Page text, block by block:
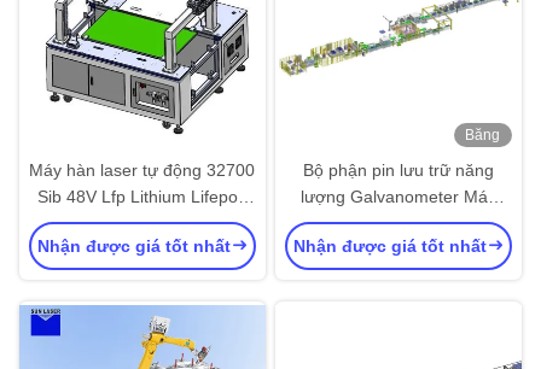
Máy hàn laser tự động 32700
Sib 48V Lfp Lithium Lifepo4
Box Pack dây chuyền sản
xuất pin hình trụ
Nhận được giá tốt nhất
Băng
Bộ phận pin lưu trữ năng
lượng Galvanometer Máy
hàn laser sợi dây chuyền sản
xuất pin tự động
Nhận được giá tốt nhất